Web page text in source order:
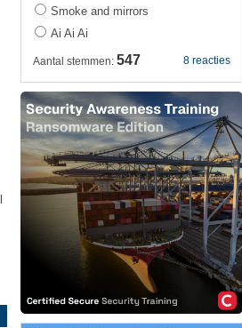
Smoke and mirrors
Ai Ai Ai
8 reacties
Aantal stemmen: 547